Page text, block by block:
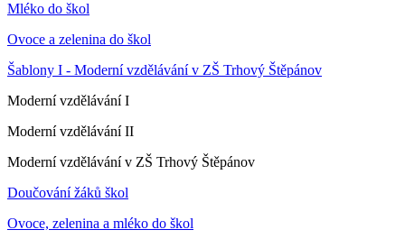
Mléko do škol
Ovoce a zelenina do škol
Šablony I - Moderní vzdělávání v ZŠ Trhový Štěpánov
Moderní vzdělávání I
Moderní vzdělávání II
Moderní vzdělávání v ZŠ Trhový Štěpánov
Doučování žáků škol
Ovoce, zelenina a mléko do škol